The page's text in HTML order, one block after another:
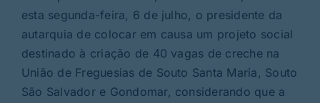
Revista
Search
For:
esta segunda-feira, 6 de julho, o presidente da
autarquia de colocar em causa um projeto social
destinado à criação de 40 vagas de creche na
União de Freguesias de Souto Santa Maria, Souto
São Salvador e Gondomar, considerando que a